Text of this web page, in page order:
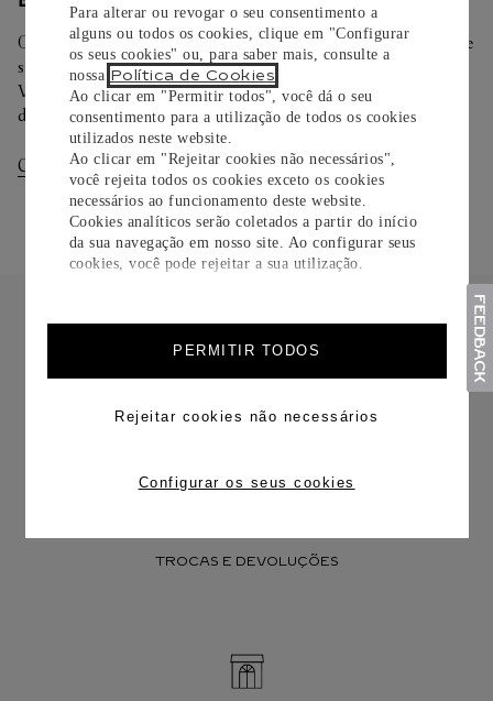
Para alterar ou revogar o seu consentimento a
alguns ou todos os cookies, clique em "Configurar
os seus cookies" ou, para saber mais, consulte a
nossa Política de Cookies
Ao clicar em "Permitir todos", você dá o seu
consentimento para a utilização de todos os cookies
utilizados neste website.
Ao clicar em "Rejeitar cookies não necessários",
você rejeita todos os cookies exceto os cookies
necessários ao funcionamento deste website.
Cookies analíticos serão coletados a partir do início
da sua navegação em nosso site. Ao configurar seus
cookies, você pode rejeitar a sua utilização.
PERMITIR TODOS
Rejeitar cookies não necessários
Configurar os seus cookies
Oferecemos diferentes opções de entrega. Selecione o envio de
sua preferência na finalização de seu pedido.
Você pode trocar ou devolver sua criação Cartier em até 30
dias.
Consultar Entregas Consultar Devoluções
TROCAS E DEVOLUÇÕES